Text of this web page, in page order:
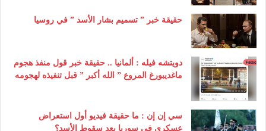
حقيقة خبر ” تسميم بشار الأسد ” في روسيا
دويتشه فيله : ألمانيا .. حقيقة خبر قول منفذ هجوم
ماغديبورغ المروع ” الله أكبر ” قبل تنفيذه لهجومه
سي إن إن : ما حقيقة فيديو أول استعراض
عسكري في سوريا بعد سقوط الأسد؟